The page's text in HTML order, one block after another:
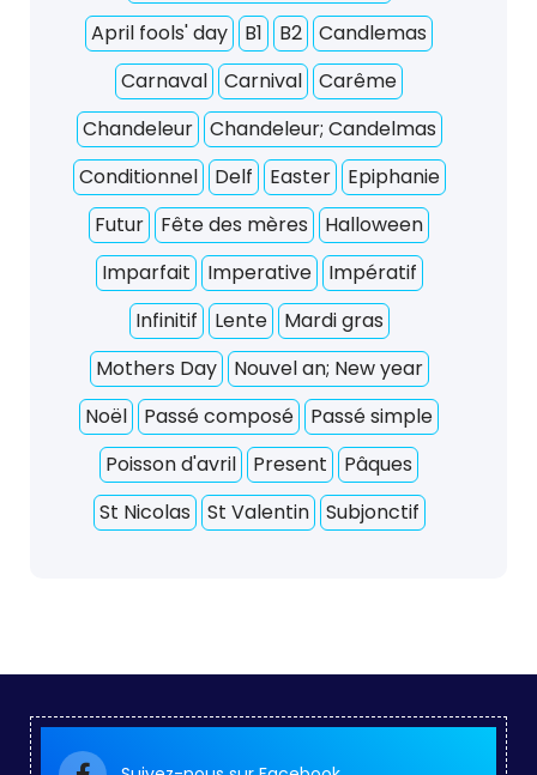
April fools' day
B1 B2
Candlemas
Carnaval
Carnival
Carême
Chandeleur
Chandeleur; Candelmas
Conditionnel
Delf Easter
Epiphanie
Futur
Fête des mères
Halloween
Imparfait
Imperative
Impératif
Infinitif
Lente
Mardi gras
Mothers Day
Nouvel an; New year
Noël
Passé composé
Passé simple
Poisson d'avril
Present
Pâques
St Nicolas
St Valentin Subjonctif